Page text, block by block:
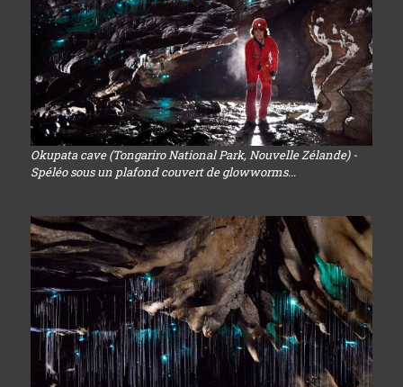
Okupata cave (Tongariro National Park, Nouvelle Zélande) -
Spéléo sous un plafond couvert de glowworms...